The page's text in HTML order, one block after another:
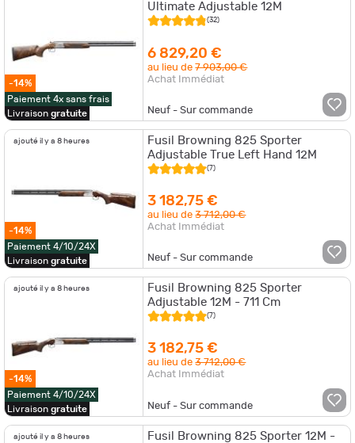
-14%
Paiement 4x sans frais
Livraison gratuite
Ultimate Adjustable 12M
(32)
6 829,20 €
au lieu de7 903,00 €
Achat Immédiat
Neuf - Sur commande
ajouté il y a 8 heures
-14%
Paiement 4/10/24X
Livraison gratuite
Fusil Browning 825 Sporter
Adjustable True Left Hand 12M
(7)
3 182,75 €
au lieu de3 712,00 €
Achat Immédiat
Neuf - Sur commande
ajouté il y a 8 heures
-14%
Paiement 4/10/24X
Livraison gratuite
Fusil Browning 825 Sporter
Adjustable 12M - 711 Cm
(7)
3 182,75 €
au lieu de3 712,00 €
Achat Immédiat
Neuf - Sur commande
ajouté il y a 8 heures
Fusil Browning 825 Sporter 12M -